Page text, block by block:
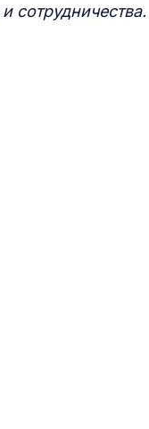
сотрудничества.